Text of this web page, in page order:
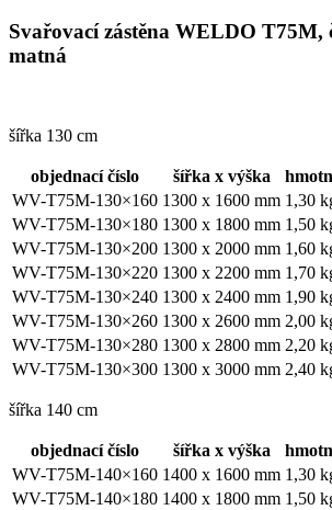
Svařovací zástěna WELDO T75M,
matná
šířka 130 cm
objednací číslo šířka x výška
WV-T75M-130×160 1300 x 1600 mm 1,30
WV-T75M-130×180 1300 x 1800 mm 1,50
WV-T75M-130×200 1300 x 2000 mm 1,60
WV-T75M-130×220 1300 x 2200 mm 1,70
WV-T75M-130×240 1300 x 2400 mm 1,90
WV-T75M-130×260 1300 x 2600 mm 2,00
WV-T75M-130×280 1300 x 2800 mm 2,20
WV-T75M-130×300 1300 x 3000 mm 2,40
šířka 140 cm
objednací číslo šířka x výška
WV-T75M-140×160 1400 x 1600 mm 1,30
WV-T75M-140×180 1400 x 1800 mm 1,50